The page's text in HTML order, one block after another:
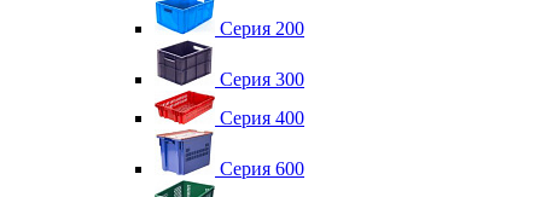
Серия 200
Серия 300
Серия 400
Серия 600